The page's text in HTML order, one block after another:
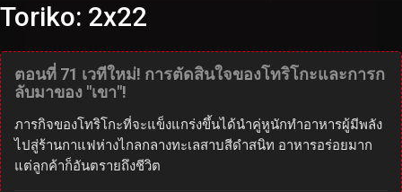
Toriko: 2x22
ตอนที่ 71 เวทีใหม่! การตัดสินใจของโทริโกะและการก
ลับมาของ "เขา"!
ภารกิจของโทริโกะที่จะแข็งแกร่งขึ้นได้นำคู่หูนักทำอาหารผู้มีพลัง
ไปสู่ร้านกาแฟห่างไกลกลางทะเลสาบสีดำสนิท อาหารอร่อยมาก
แต่ลูกค้าก็อันตรายถึงชีวิต